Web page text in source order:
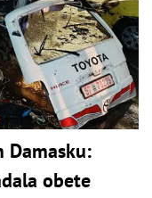
Damasku:
obete